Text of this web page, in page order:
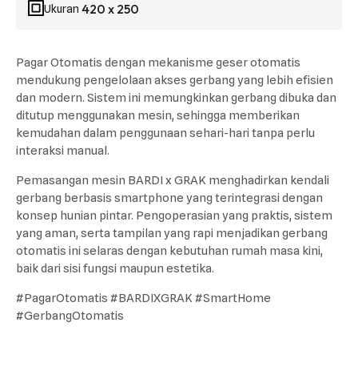
Ukuran 420 x 250
Pagar Otomatis dengan mekanisme geser otomatis
mendukung pengelolaan akses gerbang yang lebih efisien
dan modern. Sistem ini memungkinkan gerbang dibuka dan
ditutup menggunakan mesin, sehingga memberikan
kemudahan dalam penggunaan sehari-hari tanpa perlu
interaksi manual.
Pemasangan mesin BARDI x GRAK menghadirkan kendali
gerbang berbasis smartphone yang terintegrasi dengan
konsep hunian pintar. Pengoperasian yang praktis, sistem
yang aman, serta tampilan yang rapi menjadikan gerbang
otomatis ini selaras dengan kebutuhan rumah masa kini,
baik dari sisi fungsi maupun estetika.
#PagarOtomatis #BARDIXGRAK #SmartHome
#GerbangOtomatis